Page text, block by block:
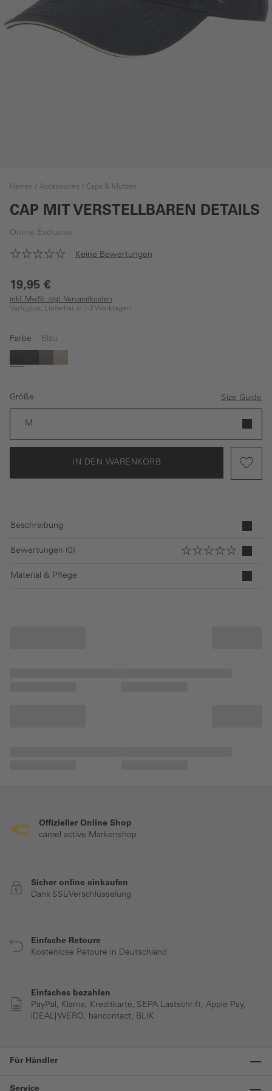
Herren Accessoires Caps & Mützen
CAP MIT VERSTELLBAREN DETAILS
Online Exclusive
Keine Bewertungen
19,95 €
inkl. MwSt. zzgl. Versandkosten
Verfügbar, Lieferbar in 1-3 Werktagen
Farbe Blau
BlauSchwarz
GrauBeige
Größe Size Guide
M
IN DEN WARENKORB
Beschreibung
Bewertungen (0)
Material & Pflege
Offizieller Online Shop
camel active Markenshop
Sicher online einkaufen
Dank SSL-Verschlüsselung
Einfache Retoure
Kostenlose Retoure in Deutschland
Einfaches bezahlen
PayPal, Klarna, Kreditkarte, SEPA Lastschrift, Apple Pay,
iDEAL| WERO, bancontact, BLIK
Für Händler
Service